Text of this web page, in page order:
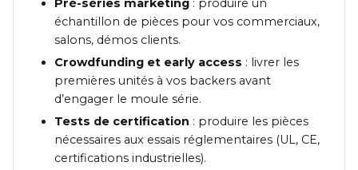
Pré-séries marketing : produire un
échantillon de pièces pour vos commerciaux,
salons, démos clients.
Crowdfunding et early access : livrer les
premières unités à vos backers avant
d’engager le moule série.
Tests de certification : produire les pièces
nécessaires aux essais réglementaires (UL, CE,
certifications industrielles).